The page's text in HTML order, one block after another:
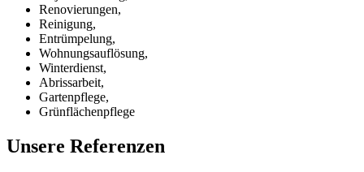
Renovierungen,
Reinigung,
Entrümpelung,
Wohnungsauflösung,
Winterdienst,
Abrissarbeit,
Gartenpflege,
Grünflächenpflege
Unsere Referenzen